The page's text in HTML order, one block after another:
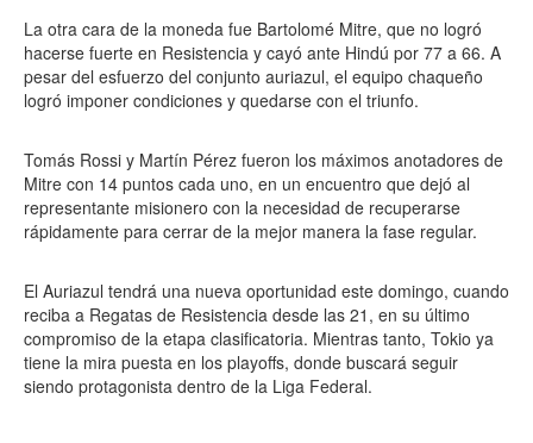
La otra cara de la moneda fue Bartolomé Mitre, que no logró
hacerse fuerte en Resistencia y cayó ante Hindú por 77 a 66. A
pesar del esfuerzo del conjunto auriazul, el equipo chaqueño
logró imponer condiciones y quedarse con el triunfo.
Tomás Rossi y Martín Pérez fueron los máximos anotadores de
Mitre con 14 puntos cada uno, en un encuentro que dejó al
representante misionero con la necesidad de recuperarse
rápidamente para cerrar de la mejor manera la fase regular.
El Auriazul tendrá una nueva oportunidad este domingo, cuando
reciba a Regatas de Resistencia desde las 21, en su último
compromiso de la etapa clasificatoria. Mientras tanto, Tokio ya
tiene la mira puesta en los playoffs, donde buscará seguir
siendo protagonista dentro de la Liga Federal.